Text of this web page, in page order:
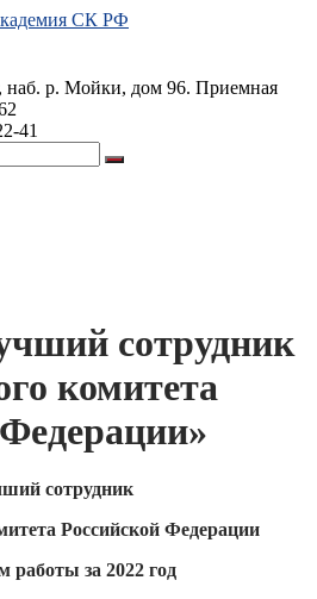
наб. р. Мойки, дом 96. Приемная
41
сотрудник
комитета
сотрудник
Российской Федерации
работы за 2022 год